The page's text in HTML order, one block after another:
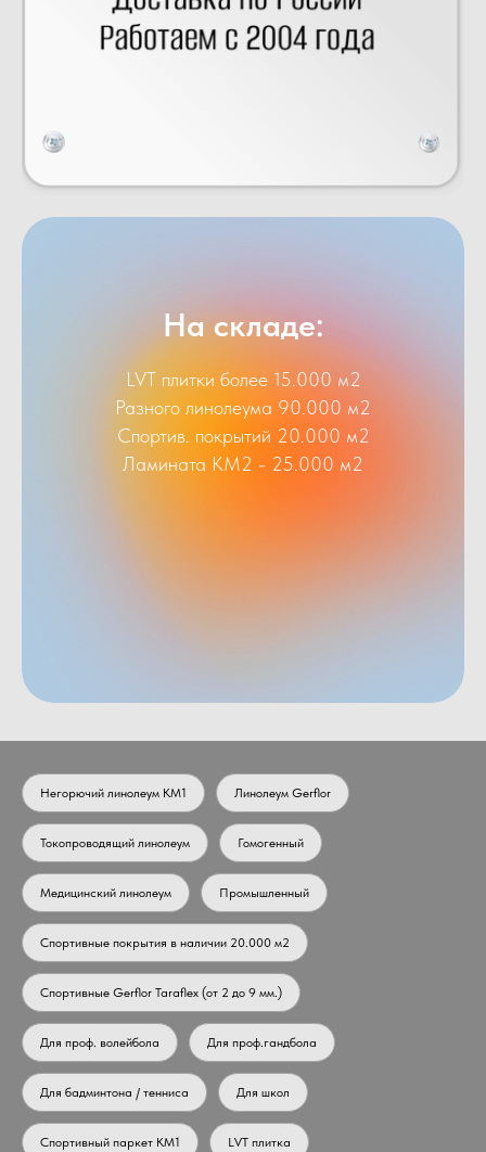
На складе:
LVT плитки более 15.000 м2
Разного линолеума 90.000 м2
Спортив. покрытий 20.000 м2
Ламината КМ2 - 25.000 м2
Негорючий линолеум КМ1 Линолеум Gerflor
Токопроводящий линолеум Гомогенный
Медицинский линолеум Промышленный
Спортивные покрытия в наличии 20.000 м2
Спортивные Gerflor Taraflex (от 2 до 9 мм.)
Для проф. волейбола Для проф.гандбола
Для бадминтона / тенниса Для школ
Спортивный паркет КМ1 LVT плитка